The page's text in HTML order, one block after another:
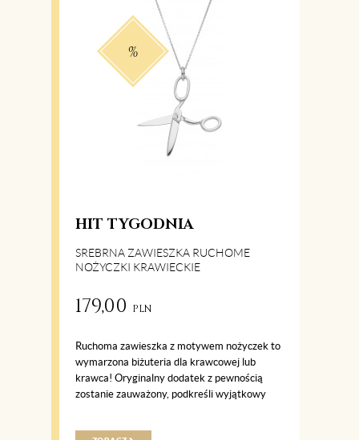
%
HIT TYGODNIA
SREBRNA ZAWIESZKA RUCHOME
NOŻYCZKI KRAWIECKIE
179,00 PLN
Ruchoma zawieszka z motywem nożyczek to
wymarzona biżuteria dla krawcowej lub
krawca! Oryginalny dodatek z pewnością
zostanie zauważony, podkreśli wyjątkowy